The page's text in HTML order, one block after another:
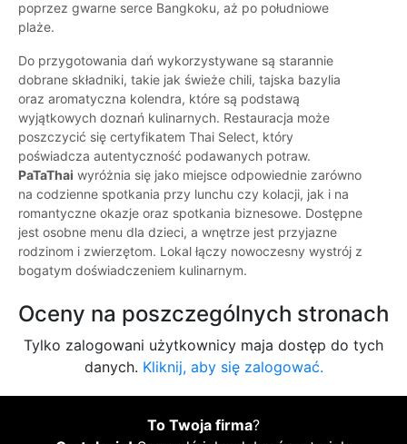
poprzez gwarne serce Bangkoku, aż po południowe
plaże.
Do przygotowania dań wykorzystywane są starannie
dobrane składniki, takie jak świeże chili, tajska bazylia
oraz aromatyczna kolendra, które są podstawą
wyjątkowych doznań kulinarnych. Restauracja może
poszczycić się certyfikatem Thai Select, który
poświadcza autentyczność podawanych potraw.
PaTaThai wyróżnia się jako miejsce odpowiednie zarówno
na codzienne spotkania przy lunchu czy kolacji, jak i na
romantyczne okazje oraz spotkania biznesowe. Dostępne
jest osobne menu dla dzieci, a wnętrze jest przyjazne
rodzinom i zwierzętom. Lokal łączy nowoczesny wystrój z
bogatym doświadczeniem kulinarnym.
Oceny na poszczególnych stronach
Tylko zalogowani użytkownicy maja dostęp do tych
danych. Kliknij, aby się zalogować.
To Twoja firma?